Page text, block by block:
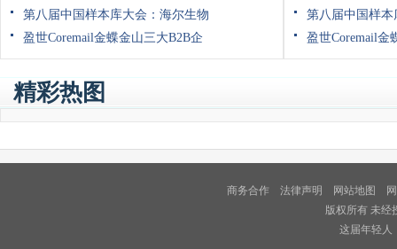
第八届中国样本库大会：海尔生物
盈世Coremail金蝶金山三大B2B企
第八届中国样
盈世Coremail金
精彩热图
商务合作 法律声明 网站地图
版权所有 未经
这届年轻人